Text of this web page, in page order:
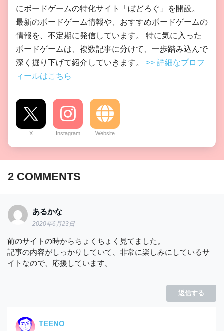
にボードゲームの特化サイト「ぼどろぐ」を開設。
最新のボードゲーム情報や、おすすめボードゲームの
情報を、不定期に発信しています。 特に気に入った
ボードゲームは、複数記事に分けて、一歩踏み込んで
深く掘り下げて紹介していきます。 >> 詳細なプロフ
ィールはこちら
X Instagram Website
2 COMMENTS
あるかな
2020年6月23日
前のサイトの時からちょくちょく見てました。
記事の内容がしっかりしていて、非常に楽しみにしているサ
イトなので、応援しています。
返信する
TEENO